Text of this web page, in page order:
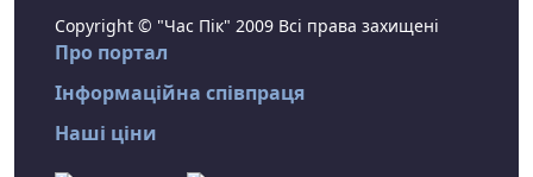
Copyright © "Час Пік" 2009 Всі права захищені
Про портал
Інформаційна співпраця
Наші ціни